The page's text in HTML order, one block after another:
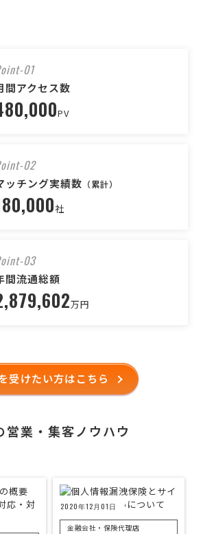
01
間アクセス数
PV
02
ッチング実績数 （累計）
社
03
間流通総額
万円
受けたい方はこちら
営業・集客ノウハウ
2020年12月01日
金融会社・保険代理店